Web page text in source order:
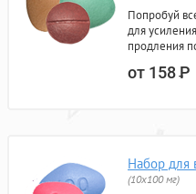
Попробуй
для
продления
от 158Р
Набор для
(10х100 мг)